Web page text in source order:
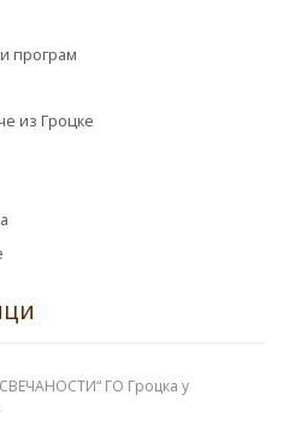
програм
из Гроцке
ГО Гроцка у